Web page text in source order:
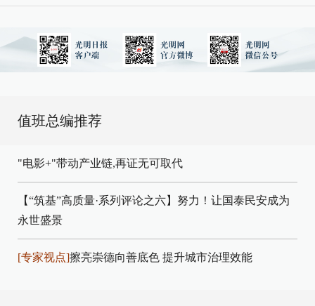
值班总编推荐
"电影+"带动产业链,再证无可取代
【“筑基”高质量·系列评论之六】努力！让国泰民安成为
永世盛景
[专家视点]擦亮崇德向善底色 提升城市治理效能